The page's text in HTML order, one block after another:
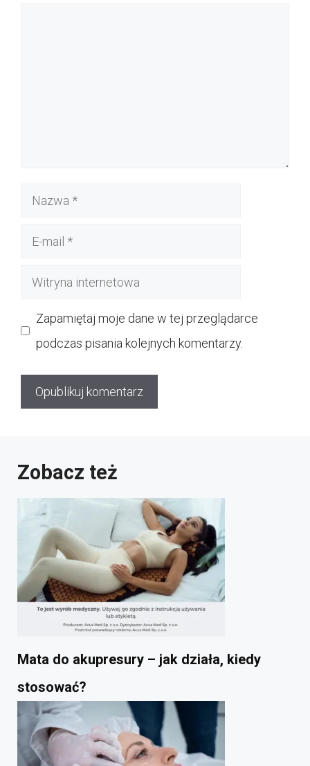
Nazwa
Witryna
Zapamiętaj moje dane w tej przeglądarce
podczas pisania kolejnych komentarzy.
Zobacz też
Mata do akupresury – jak działa, kiedy
stosować?